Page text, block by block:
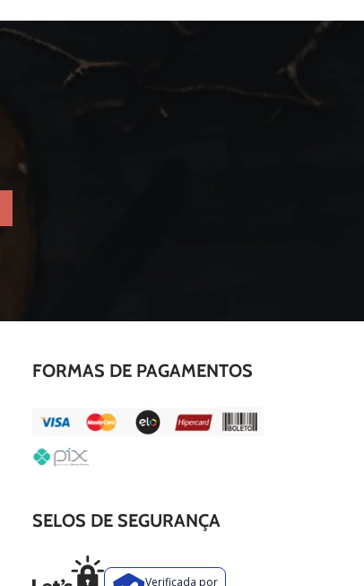
FORMAS DE PAGAMENTOS
SELOS DE SEGURANÇA